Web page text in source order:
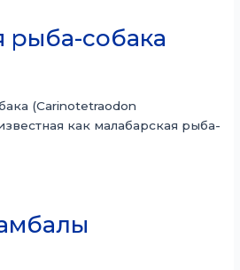
рыба-собака
(Carinotetraodon
как малабарская рыба-